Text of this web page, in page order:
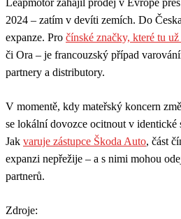
2024 – zatím v devíti zemích. Do
expanze. Pro čínské značky, které tu
či Ora – je francouzský případ
partnery a distributory.
V momentě, kdy mateřský koncern
se lokální dovozce ocitnout v
Jak varuje zástupce Škoda Auto, část
expanzi nepřežije – a s nimi mohou
partnerů.
Zdroje: